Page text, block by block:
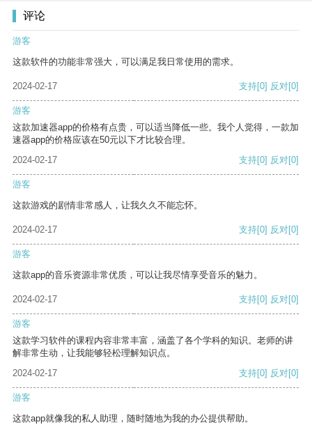
评论
游客
这款软件的功能非常强大，可以满足我日常使用的需求。
2024-02-17 支持[0] 反对[0]
游客
这款加速器app的价格有点贵，可以适当降低一些。我个人觉得，一款加
速器app的价格应该在50元以下才比较合理。
2024-02-17
支持[0] 反对[0]
游客
这款游戏的剧情非常感人，让我久久不能忘怀。
2024-02-17 支持[0] 反对[0]
游客
这款app的音乐资源非常优质，可以让我尽情享受音乐的魅力。
2024-02-17 支持[0] 反对[0]
游客
这款学习软件的课程内容非常丰富，涵盖了各个学科的知识。老师的讲
解非常生动，让我能够轻松理解知识点。
2024-02-17
支持[0] 反对[0]
游客
这款app就像我的私人助理，随时随地为我的办公提供帮助。